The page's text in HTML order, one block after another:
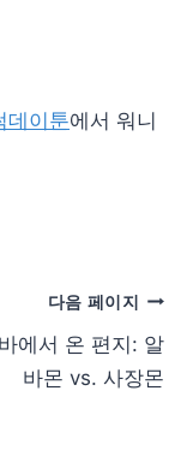
데이툰에서 워니
다음 페이지
에서 온 편지: 알
바몬 vs. 사장몬